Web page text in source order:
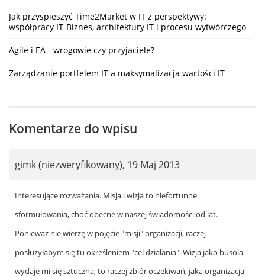
Jak przyspieszyć Time2Market w IT z perspektywy:
współpracy IT-Biznes, architektury IT i procesu wytwórczego
Agile i EA - wrogowie czy przyjaciele?
Zarządzanie portfelem IT a maksymalizacja wartości IT
Komentarze do wpisu
gimk (niezweryfikowany), 19 Maj 2013
Interesujące rozważania. Misja i wizja to niefortunne
sformułowania, choć obecne w naszej świadomości od lat.
Ponieważ nie wierzę w pojęcie "misji" organizacji, raczej
posłużyłabym się tu określeniem "cel działania". Wizja jako busola
wydaje mi się sztuczna, to raczej zbiór oczekiwań, jaka organizacja